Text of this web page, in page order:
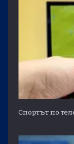
Спортът по